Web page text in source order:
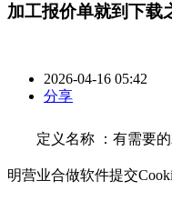
加工报价单就到下载
2026-04-16 05:42
分享
定义名称 ：有需要的
明营业合做软件提交